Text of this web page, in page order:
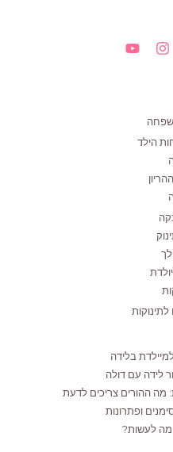
הילד
בלידה
לידה עם דולה
מה ההורים צריכים לדעת
ופתרונות
מה לעשות?